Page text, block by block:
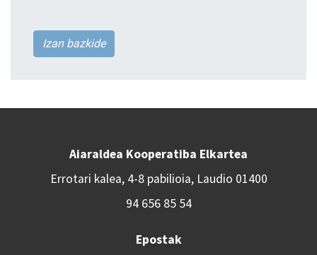
Izan bazkide
Aiaraldea Kooperatiba Elkartea
Errotari kalea, 4-8 pabilioia, Laudio 01400
94 656 85 54
Epostak